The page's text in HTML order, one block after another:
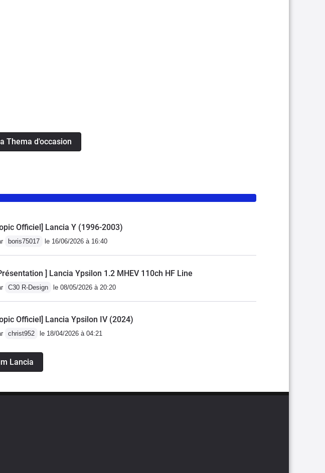
Thema d'occasion
Officiel] Lancia Y (1996-2003)
boris75017 le 16/06/2026 à 16:40
] Lancia Ypsilon 1.2 MHEV 110ch HF Line
C30 R-Design le 08/05/2026 à 20:20
Officiel] Lancia Ypsilon IV (2024)
christ952 le 18/04/2026 à 04:21
Lancia